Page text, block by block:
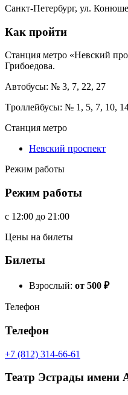
Cанкт-Петербург, ул.
Как пройти
Станция метро «Невский
Грибоедова.
Aвтобусы: № 3, 7, 22, 27
Tроллейбусы: № 1, 5, 7, 10,
Станция метро
Невский проспект
Режим работы
Режим работы
c 12:00 до 21:00
Цены на билеты
Билеты
Взрослый: от 500 ₽
Телефон
Телефон
+7 (812) 314-66-61
Театр Эстрады имени